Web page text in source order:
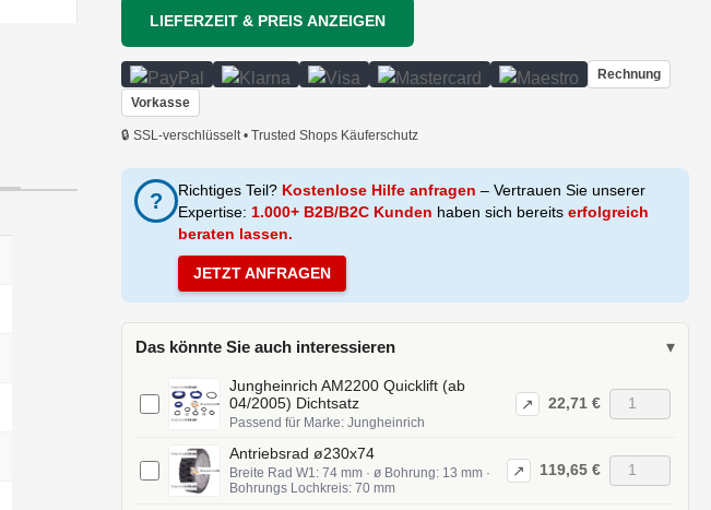
LIEFERZEIT & PREIS ANZEIGEN
Rechnung
Vorkasse
🔒 SSL-verschlüsselt • Trusted Shops Käuferschutz
? Richtiges Teil? Kostenlose Hilfe anfragen – Vertrauen Sie unserer
Expertise: 1.000+ B2B/B2C Kunden haben sich bereits erfolgreich
beraten lassen.
JETZT ANFRAGEN
Das könnte Sie auch interessieren ▾
Jungheinrich AM2200 Quicklift (ab
04/2005) Dichtsatz
Passend für Marke: Jungheinrich
↗ 22,71 €
Antriebsrad ø230x74
Breite Rad W1: 74 mm · ø Bohrung: 13 mm ·
Bohrungs Lochkreis: 70 mm
↗ 119,65 €